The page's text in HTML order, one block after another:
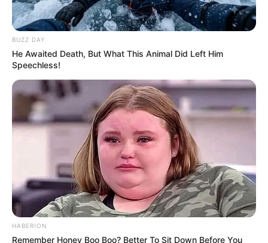
BUZZ DAY
He Awaited Death, But What This Animal Did Left Him
Speechless!
HABERION
Remember Honey Boo Boo? Better To Sit Down Before You